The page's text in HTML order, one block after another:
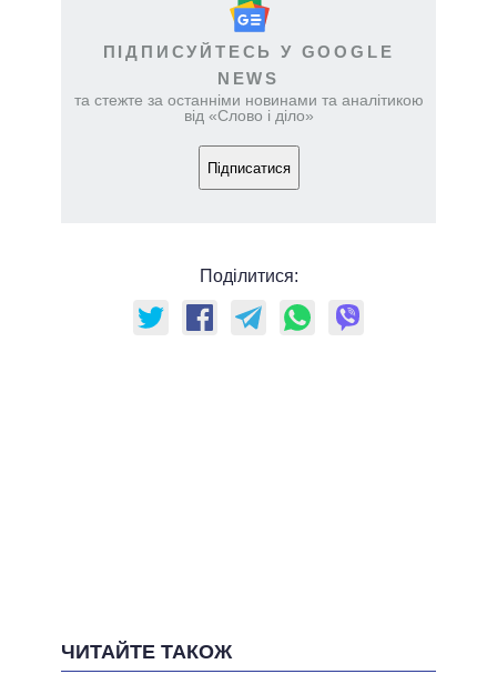
ПІДПИСУЙТЕСЬ У GOOGLE
NEWS
та стежте за останніми новинами та аналітикою
від «Слово і діло»
Підписатися
Поділитися:
ЧИТАЙТЕ ТАКОЖ